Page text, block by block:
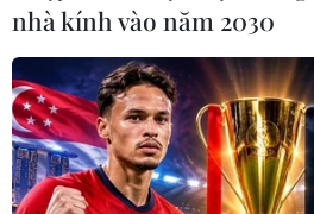
nhà kính vào năm 2030